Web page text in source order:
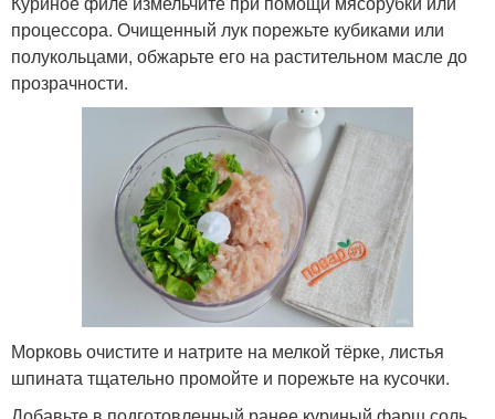
процессора. Очищенный лук порежьте кубиками или
полукольцами, обжарьте его на растительном масле до
прозрачности.
Морковь очистите и натрите на мелкой тёрке, листья
шпината тщательно промойте и порежьте на кусочки.